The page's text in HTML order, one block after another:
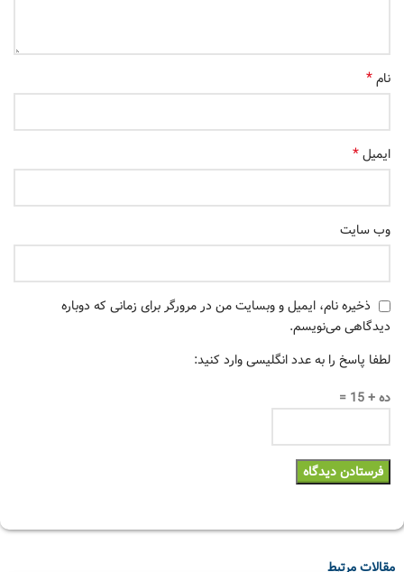
نام*
ایمیل*
وب‌ سایت
ذخیره نام، ایمیل و وبسایت من در مرورگر برای زمانی که دوباره
دیدگاهی می‌نویسم.
لطفا پاسخ را به عدد انگلیسی وارد کنید:
ده + 15 =
مقالات مرتبط